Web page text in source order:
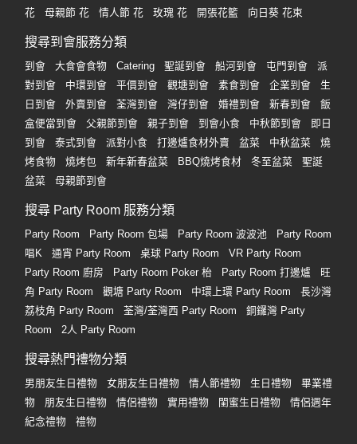
花
母親節 花 情人節 花 玫瑰 花 開張花籃 向日葵 花束
搜尋到會服務分類
到會 大食會食物 Catering 聖誕到會 船河到會 屯門到會
派
對到會
中環到會 平價到會 觀塘到會 素食到會 企業到會
生
日到會
外賣到會 荃灣到會 灣仔到會 婚禮到會 新春到會
飯
盒便當到會
父親節到會 親子到會 到會小食 中秋節到會
即日
到會
泰式到會 派對小食 打邊爐食材外賣 盆菜 中秋盆菜
燒
烤食物
燒烤包 新年新春盆菜 BBQ燒烤食材 冬至盆菜
聖誕
盆菜
母親節到會
搜尋 Party Room 服務分類
Party Room Party Room 包場 Party Room 波波池
Party Room
唱K
通宵 Party Room 桌球 Party Room
VR Party Room
Party Room 廚房
Party Room Poker 枱 Party Room 打邊爐
旺
角 Party Room
觀塘 Party Room 中環上環 Party Room
長沙灣
荔枝角 Party Room
荃灣/荃灣西 Party Room
銅鑼灣 Party
Room
2人 Party Room
搜尋熱門禮物分類
男朋友生日禮物 女朋友生日禮物 情人節禮物 生日禮物
畢業禮
物
朋友生日禮物 情侶禮物 實用禮物 閨蜜生日禮物
情侶週年
紀念禮物
禮物